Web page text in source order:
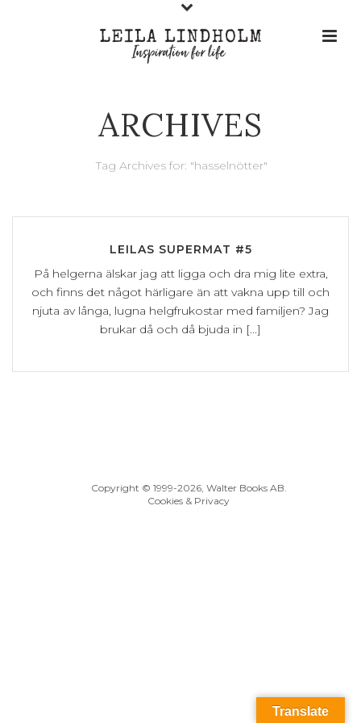
ARCHIVES
Tag Archives for: "hasselnötter"
LEILAS SUPERMAT #5
På helgerna älskar jag att ligga och dra mig lite extra,
och finns det något härligare än att vakna upp till och
njuta av långa, lugna helgfrukostar med familjen? Jag
brukar då och då bjuda in [...]
Copyright © 1999-2026, Walter Books AB.
Cookies & Privacy
Translate